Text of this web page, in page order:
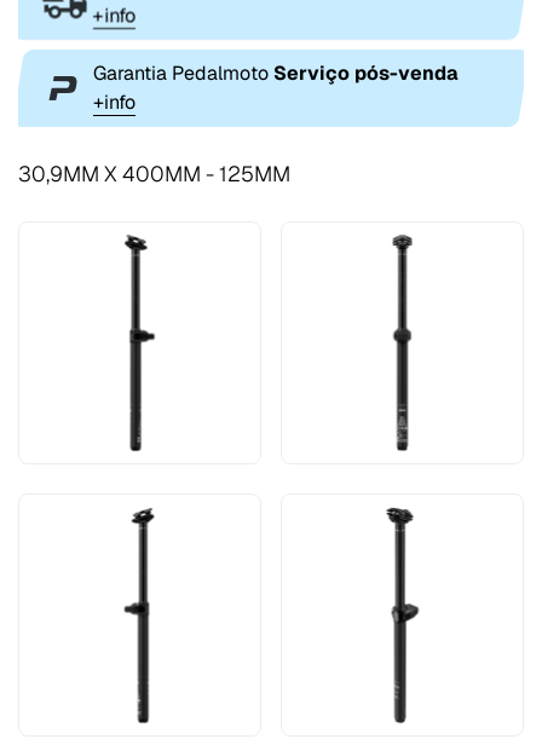
+info
Garantia Pedalmoto Serviço pós-venda
+info
30,9MM X 400MM - 125MM